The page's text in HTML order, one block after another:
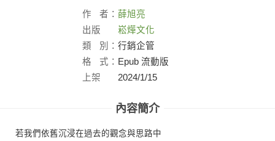
作 者： 薛旭亮
出版
社：
崧燁文化
類
別： 行銷企管
格
式： Epub 流動版
上架
2024/1/15
內容簡介
若我們依舊沉浸在過去的觀念與思路中